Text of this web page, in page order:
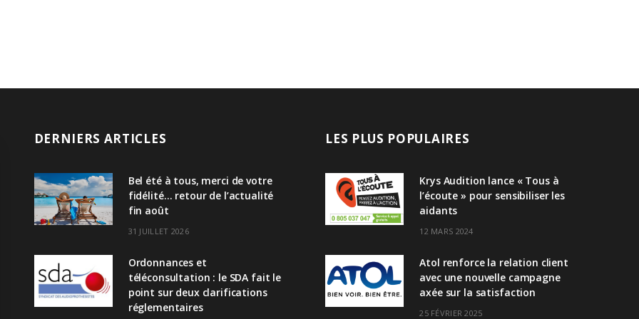
DERNIERS ARTICLES
Bel été à tous, merci de votre
fidélité… retour de l’actualité
fin août
31 JUILLET 2026
Ordonnances et
téléconsultation : le SDA fait le
point sur deux clarifications
réglementaires
LES PLUS POPULAIRES
Krys Audition lance « Tous à
l’écoute » pour sensibiliser les
aidants
12 MARS 2024
Atol renforce la relation client
avec une nouvelle campagne
axée sur la satisfaction
25 FÉVRIER 2025